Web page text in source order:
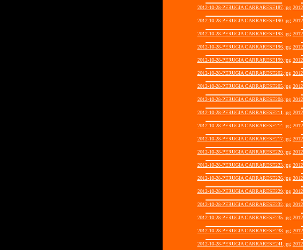
2012-10-28-PERUGIA CARRARESE187.jpg
2012-10-28-PERUGIA CARRARESE190.jpg
2012-10-28-PERUGIA CARRARESE193.jpg
2012-10-28-PERUGIA CARRARESE196.jpg
2012-10-28-PERUGIA CARRARESE199.jpg
2012-10-28-PERUGIA CARRARESE202.jpg
2012-10-28-PERUGIA CARRARESE205.jpg
2012-10-28-PERUGIA CARRARESE208.jpg
2012-10-28-PERUGIA CARRARESE211.jpg
2012-10-28-PERUGIA CARRARESE214.jpg
2012-10-28-PERUGIA CARRARESE217.jpg
2012-10-28-PERUGIA CARRARESE220.jpg
2012-10-28-PERUGIA CARRARESE223.jpg
2012-10-28-PERUGIA CARRARESE226.jpg
2012-10-28-PERUGIA CARRARESE229.jpg
2012-10-28-PERUGIA CARRARESE232.jpg
2012-10-28-PERUGIA CARRARESE235.jpg
2012-10-28-PERUGIA CARRARESE238.jpg
2012-10-28-PERUGIA CARRARESE241.jpg